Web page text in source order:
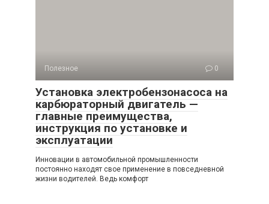
Полезное 0
Установка электробензонасоса на
карбюраторный двигатель —
главные преимущества,
инструкция по установке и
эксплуатации
Инновации в автомобильной промышленности
постоянно находят свое применение в повседневной
жизни водителей. Ведь комфорт